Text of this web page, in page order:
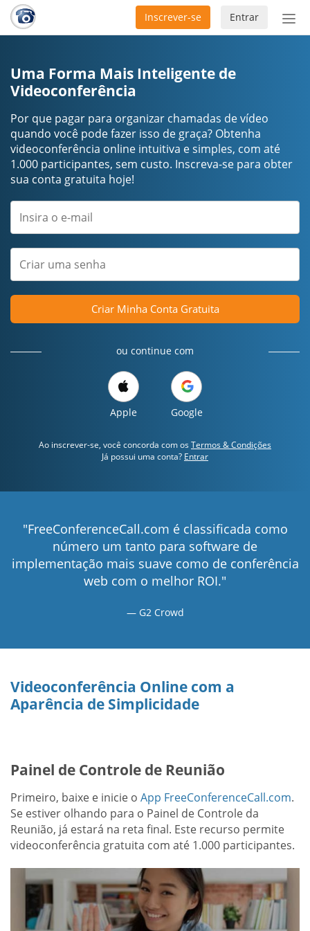
Entrar
Inscrever-se
Uma Forma Mais Inteligente de
Videoconferência
Por que pagar para organizar chamadas de vídeo
quando você pode fazer isso de graça? Obtenha
videoconferência online intuitiva e simples, com até
1.000 participantes, sem custo. Inscreva-se para obter
sua conta gratuita hoje!
Criar Minha Conta Gratuita
ou continue com
Apple Google
Ao inscrever-se, você concorda com os Termos & Condições
Já possui uma conta? Entrar
"FreeConferenceCall.com é classificada como
número um tanto para software de
implementação mais suave como de conferência
web com o melhor ROI."
G2 Crowd
Videoconferência Online com a
Aparência de Simplicidade
Painel de Controle de Reunião
Primeiro, baixe e inicie o App FreeConferenceCall.com.
Se estiver olhando para o Painel de Controle da
Reunião, já estará na reta final. Este recurso permite
videoconferência gratuita com até 1.000 participantes.